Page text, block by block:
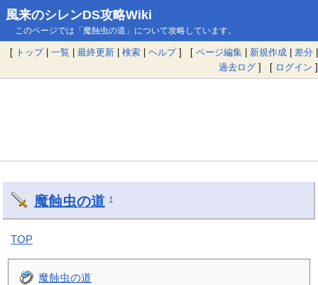
風来のシレンDS攻略Wiki
このページでは「魔蝕虫の道」について攻略しています。
[ トップ| 一覧 | 最終更新 | 検索 | ヘルプ] [ ページ編集 | 新規作成 | 差分 |
過去ログ ] [ ログイン ]
魔蝕虫の道 †
TOP
魔蝕虫の道